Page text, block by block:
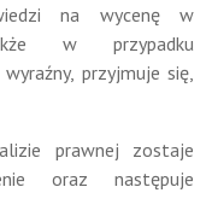
na wycenę w
w przypadku
przyjmuje się,
prawnej zostaje
oraz następuje